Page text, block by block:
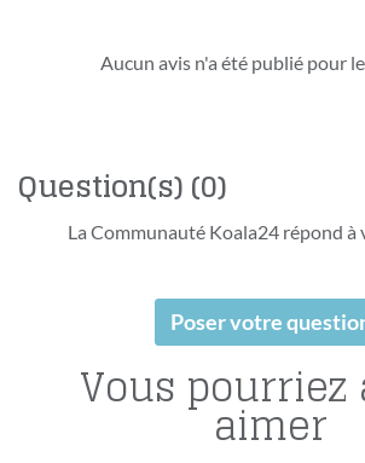
Aucun avis n'a été publié pour
Question(s)(0)
La Communauté Koala24 répond à
Poser votre
Vous pourriez
aimer